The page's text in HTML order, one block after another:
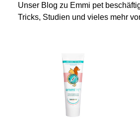
Unser Blog zu Emmi pet
Tricks, Studien und vieles mehr